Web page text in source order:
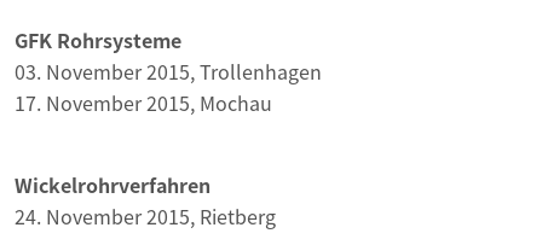
GFK Rohrsysteme
03. November 2015, Trollenhagen
17. November 2015, Mochau
Wickelrohrverfahren
24. November 2015, Rietberg